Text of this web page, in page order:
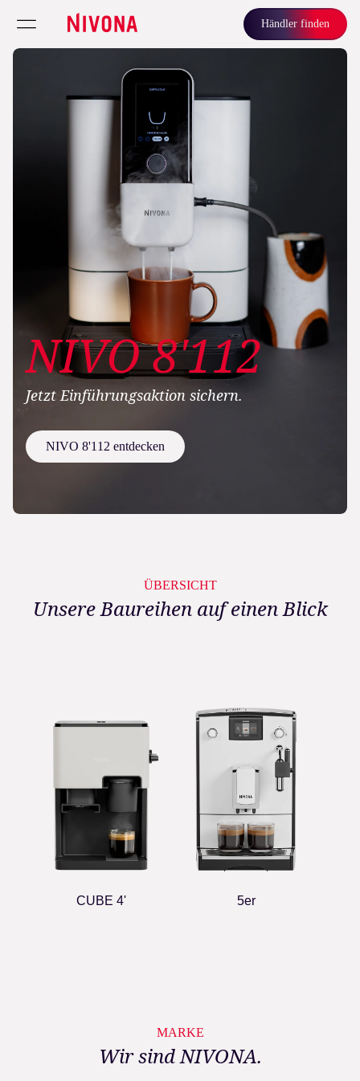
Händler finden
NIVO 8'112
Jetzt Einführungsaktion sichern.
NIVO 8'112 entdecken
ÜBERSICHT
Unsere Baureihen auf einen Blick
CUBE 4' 5er
MARKE
Wir sind NIVONA.